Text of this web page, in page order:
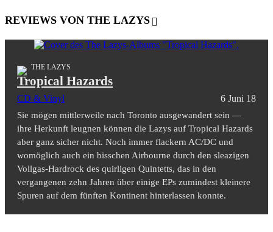
REVIEWS VON THE LAZYS
THE LAZYS
Tropical Hazards
CD & Vinyl 6 Juni 18
Sie mögen mittlerweile nach Toronto ausgewandert sein —
ihre Herkunft leugnen können die Lazys auf Tropical Hazards
aber ganz sicher nicht. Noch immer flackern AC/DC und
womöglich auch ein bisschen Airbourne durch den sleazigen
Vollgas-Hardrock des quirligen Quintetts, das in den
vergangenen zehn Jahren über einige EPs zumindest kleinere
Spuren auf dem fünften Kontinent hinterlassen konnte.